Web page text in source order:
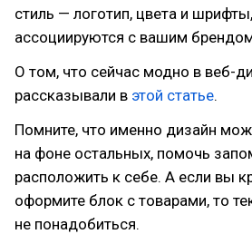
стиль — логотип, цвета и
ассоциируются с вашим
О том, что сейчас модно в веб-
рассказывали в этой статье.
Помните, что именно дизайн
на фоне остальных, помочь
расположить к себе. А если вы
оформите блок с товарами, то
не понадобиться.